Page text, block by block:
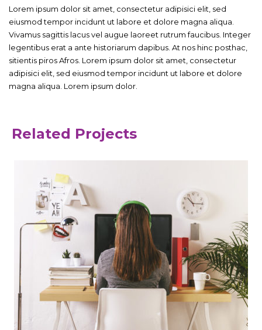
Lorem ipsum dolor sit amet, consectetur adipisici elit, sed
eiusmod tempor incidunt ut labore et dolore magna aliqua.
Vivamus sagittis lacus vel augue laoreet rutrum faucibus. Integer
legentibus erat a ante historiarum dapibus. At nos hinc posthac,
sitientis piros Afros. Lorem ipsum dolor sit amet, consectetur
adipisici elit, sed eiusmod tempor incidunt ut labore et dolore
magna aliqua. Lorem ipsum dolor.
Related Projects